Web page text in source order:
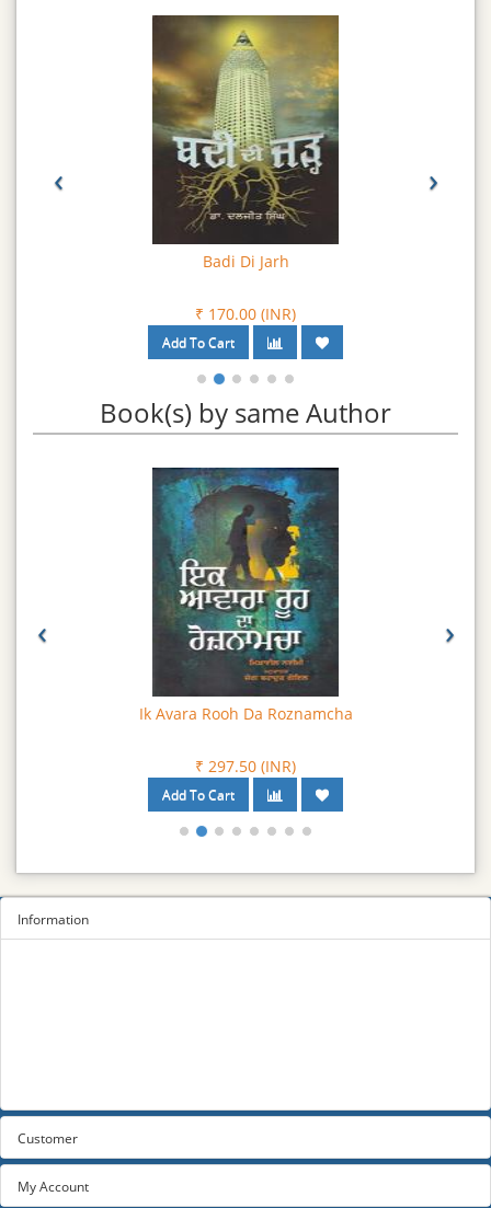
ਅਨੁਭਵ, ਅਧਿਐਨ ਅਤੇ ਚਿੰਤਨ ਦੁਆਰਾ ਜਾਣਿਆ ਤੇ ਆਤਮਸਾਤ ਕੀਤਾ, ਉਹ
ਇਸ ਪੁਸਤਕ ਵਿਚ ਦਰਜ ਕੀਤੇ ਗਏ ਹਨ ।
Badi Di Jarh
₹ 170.00 (INR)
‹ ›
Book(s) by same Author
Ik Avara Rooh Da Roznamcha
₹ 297.50 (INR)
‹ ›
Information
Customer
My Account